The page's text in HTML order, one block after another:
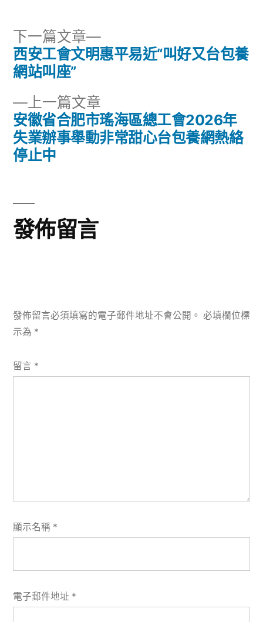
文
導
覽
上一篇文章
一
篇
安徽省合肥市瑤海區總工會2026年
失業辦事舉動非常甜心台包養網熱絡
停止中
下一篇文章
下
一
西安工會文明惠平易近“叫好又台包養
網站叫座”
發佈留言
發佈留言必須填寫的電子郵件地址不會公開。 必填欄位標
示為 *
留言 *
顯示名稱 *
電子郵件地址 *